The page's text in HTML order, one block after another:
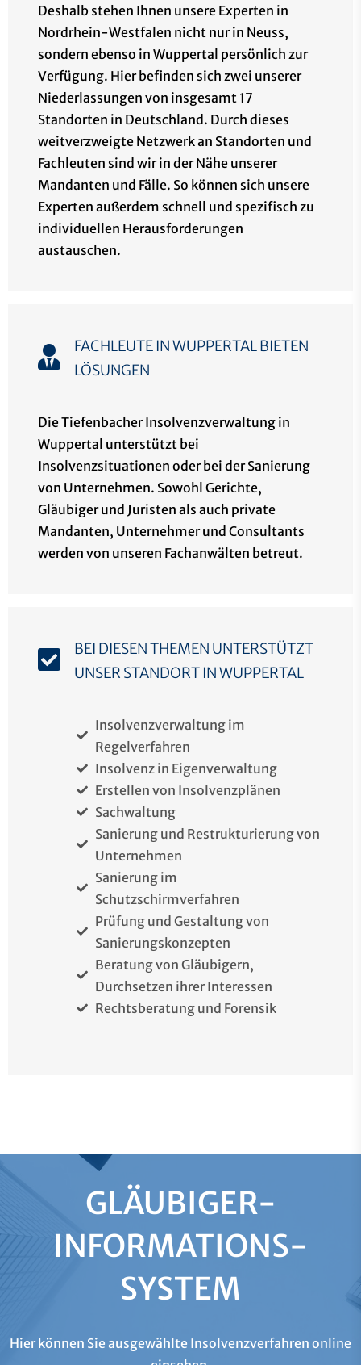
Deshalb stehen Ihnen unsere Experten in
Nordrhein-Westfalen nicht nur in Neuss,
sondern ebenso in Wuppertal persönlich zur
Verfügung. Hier befinden sich zwei unserer
Niederlassungen von insgesamt 17
Standorten in Deutschland. Durch dieses
weitverzweigte Netzwerk an Standorten und
Fachleuten sind wir in der Nähe unserer
Mandanten und Fälle. So können sich unsere
Experten außerdem schnell und spezifisch zu
individuellen Herausforderungen
austauschen.
FACHLEUTE IN WUPPERTAL BIETEN
LÖSUNGEN
Die Tiefenbacher Insolvenzverwaltung in
Wuppertal unterstützt bei
Insolvenzsituationen oder bei der Sanierung
von Unternehmen. Sowohl Gerichte,
Gläubiger und Juristen als auch private
Mandanten, Unternehmer und Consultants
werden von unseren Fachanwälten betreut.
BEI DIESEN THEMEN UNTERSTÜTZT
UNSER STANDORT IN WUPPERTAL
Insolvenzverwaltung im
Regelverfahren
Insolvenz in Eigenverwaltung
Erstellen von Insolvenzplänen
Sachwaltung
Sanierung und Restrukturierung von
Unternehmen
Sanierung im
Schutzschirmverfahren
Prüfung und Gestaltung von
Sanierungskonzepten
Beratung von Gläubigern,
Durchsetzen ihrer Interessen
Rechtsberatung und Forensik
GLÄUBIGER-
INFORMATIONS­
SYSTEM
Hier können Sie ausgewählte Insolvenzverfahren online